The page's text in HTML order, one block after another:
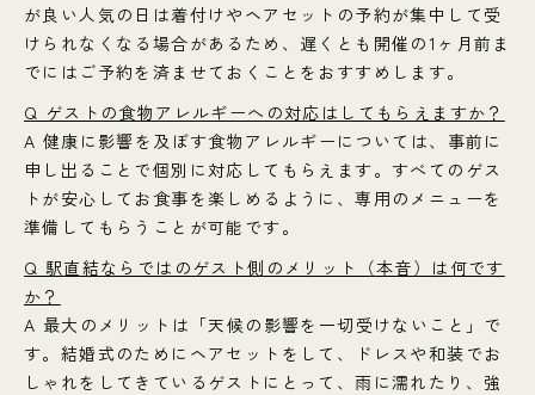
が良い人気の日は着付けやヘアセットの予約が集中して受
けられなくなる場合があるため、遅くとも開催の1ヶ月前ま
でにはご予約を済ませておくことをおすすめします。
Q ゲストの食物アレルギーへの対応はしてもらえますか？
A 健康に影響を及ぼす食物アレルギーについては、事前に
申し出ることで個別に対応してもらえます。すべてのゲス
トが安心してお食事を楽しめるように、専用のメニューを
準備してもらうことが可能です。
Q 駅直結ならではのゲスト側のメリット（本音）は何です
か？
A 最大のメリットは「天候の影響を一切受けないこと」で
す。結婚式のためにヘアセットをして、ドレスや和装でお
しゃれをしてきているゲストにとって、雨に濡れたり、強